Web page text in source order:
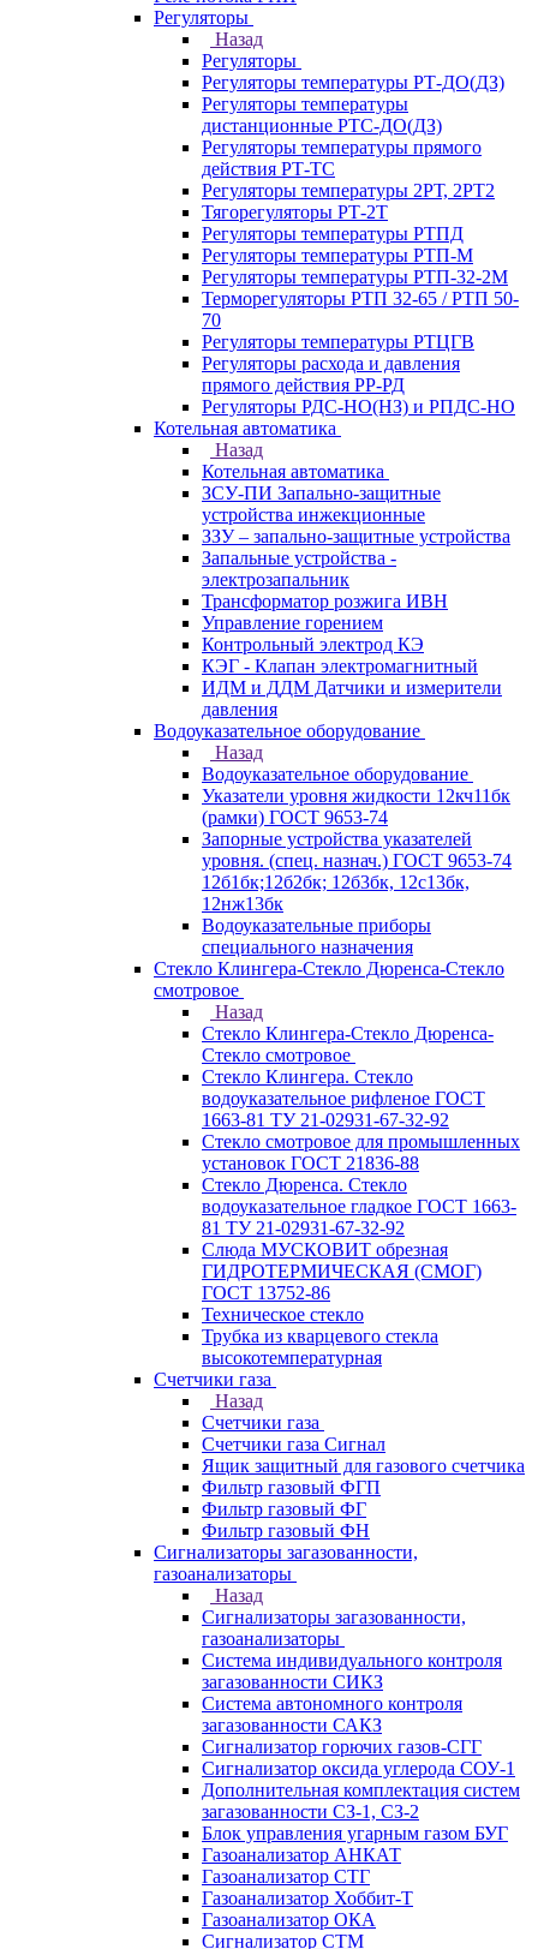
Регуляторы
Назад
Регуляторы
Регуляторы температуры РТ-ДО(ДЗ)
Регуляторы температуры
дистанционные РТС-ДО(ДЗ)
Регуляторы температуры прямого
действия РТ-ТС
Регуляторы температуры 2РТ, 2РT2
Тягорегуляторы РТ-2Т
Регуляторы температуры РТПД
Регуляторы температуры РТП-M
Регуляторы температуры РТП-32-2М
Терморегуляторы РТП 32-65 / РТП 50-
70
Регуляторы температуры РТЦГВ
Регуляторы расхода и давления
прямого действия РР-РД
Регуляторы РДС-НО(НЗ) и РПДС-НО
Котельная автоматика
Назад
Котельная автоматика
ЗСУ-ПИ Запально-защитные
устройства инжекционные
ЗЗУ – запально-защитные устройства
Запальные устройства -
электрозапальник
Трансформатор розжига ИВН
Управление горением
Контрольный электрод КЭ
КЭГ - Клапан электромагнитный
ИДМ и ДДМ Датчики и измерители
давления
Водоуказательное оборудование
Назад
Водоуказательное оборудование
Указатели уровня жидкости 12кч11бк
(рамки) ГОСТ 9653-74
Запорные устройства указателей
уровня. (спец. назнач.) ГОСТ 9653-74
12б1бк;12б2бк; 12б3бк, 12с13бк,
12нж13бк
Водоуказательные приборы
специального назначения
Стекло Клингера-Стекло Дюренса-Стекло
смотровое
Назад
Стекло Клингера-Стекло Дюренса-
Стекло смотровое
Стекло Клингера. Стекло
водоуказательное рифленое ГОСТ
1663-81 ТУ 21-02931-67-32-92
Стекло смотровое для промышленных
установок ГОСТ 21836-88
Стекло Дюренса. Стекло
водоуказательное гладкое ГОСТ 1663-
81 ТУ 21-02931-67-32-92
Слюда МУСКОВИТ обрезная
ГИДРОТЕРМИЧЕСКАЯ (СМОГ)
ГОСТ 13752-86
Техническое стекло
Трубка из кварцевого стекла
высокотемпературная
Счетчики газа
Назад
Счетчики газа
Счетчики газа Сигнал
Ящик защитный для газового счетчика
Фильтр газовый ФГП
Фильтр газовый ФГ
Фильтр газовый ФН
Сигнализаторы загазованности,
газоанализаторы
Назад
Сигнализаторы загазованности,
газоанализаторы
Система индивидуального контроля
загазованности СИКЗ
Система автономного контроля
загазованности САКЗ
Сигнализатор горючих газов-СГГ
Сигнализатор оксида углерода СОУ-1
Дополнительная комплектация систем
загазованности СЗ-1, СЗ-2
Блок управления угарным газом БУГ
Газоанализатор АНКАТ
Газоанализатор СТГ
Газоанализатор Хоббит-Т
Газоанализатор ОКА
Сигнализатор СТМ